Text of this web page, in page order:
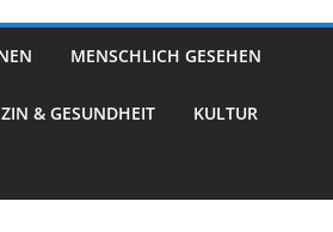
MENSCHLICH GESEHEN
& GESUNDHEIT KULTUR